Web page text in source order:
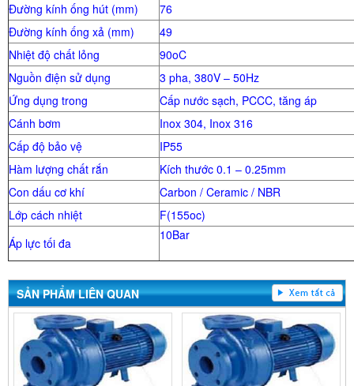
Đường kính ống hút (mm)
76
Đường kính ống xả (mm)
49
Nhiệt độ chất lỏng
90oC
Nguồn điện sử dụng
3 pha, 380V – 50Hz
Ứng dụng trong
Cấp nước sạch, PCCC, tăng áp
Cánh bơm
Inox 304, Inox 316
Cấp độ bảo vệ
IP55
Hàm lượng chất rắn
Kích thước 0.1 – 0.25mm
Con dấu cơ khí
Carbon / Ceramic / NBR
Lớp cách nhiệt
F(155oc)
Áp lực tối đa
10Bar
SẢN PHẨM LIÊN QUAN